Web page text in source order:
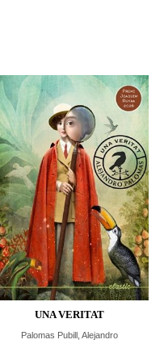
UNA VERITAT
Palomas Pubill, Alejandro